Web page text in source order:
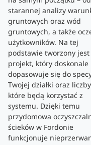
starannej analizy
gruntowych oraz wód
gruntowych, a także
użytkowników. Na tej
podstawie tworzony jest
projekt, który doskonale
dopasowuje się do
Twojej działki oraz
które będą korzystać z
systemu. Dzięki temu
przydomowa
ścieków w Fordonie
funkcjonuje